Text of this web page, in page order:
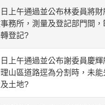
午通過並公布林委員將財
務所，測量及登記部門間
登記?
午通過並公布謝委員慶輝
山區道路逕為分割時，未
土地?